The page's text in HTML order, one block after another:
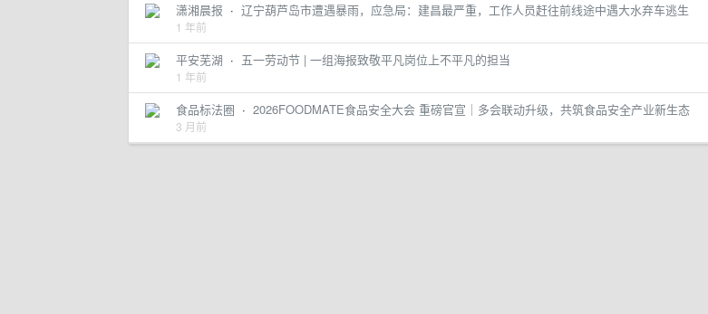
潇湘晨报 · 辽宁葫芦岛市遭遇暴雨，应急局：建昌最严重，工作人员赶往前线途中遇大水弃车逃生
1 年前
平安芜湖 · 五一劳动节 | 一组海报致敬平凡岗位上不平凡的担当
1 年前
食品标法圈 · 2026FOODMATE食品安全大会 重磅官宣｜多会联动升级，共筑食品安全产业新生态
3 月前